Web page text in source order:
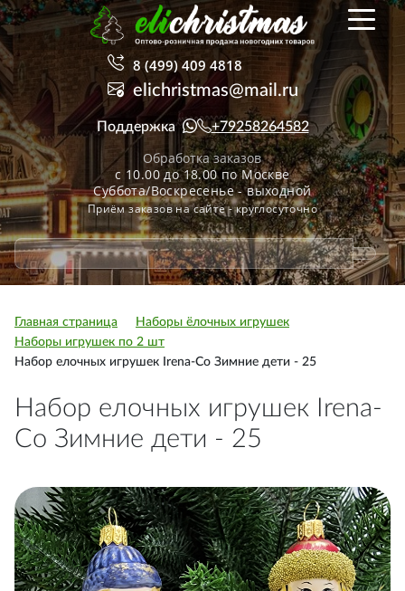
8 (499) 409 4818
elichristmas@mail.ru
Поддержка +79258264582
Обработка заказов
с 10.00 до 18.00 по Москве
Суббота/Воскресенье - выходной
Приём заказов на сайте - круглосуточно
Главная страница
Наборы ёлочных игрушек
Наборы игрушек по 2 шт
Набор елочных игрушек Irena-Co Зимние дети - 25
Набор елочных игрушек Irena-
Co Зимние дети - 25